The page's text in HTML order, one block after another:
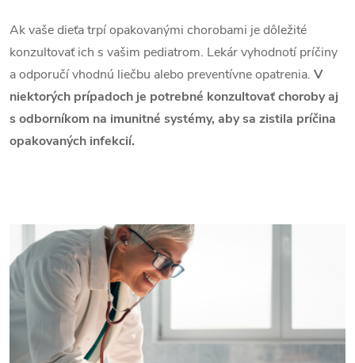
Ak vaše dieťa trpí opakovanými chorobami je dôležité
konzultovať ich s vašim pediatrom. Lekár vyhodnotí príčiny
a odporučí vhodnú liečbu alebo preventívne opatrenia. V
niektorých prípadoch je potrebné konzultovať choroby aj
s odborníkom na imunitné systémy, aby sa zistila príčina
opakovaných infekcií.